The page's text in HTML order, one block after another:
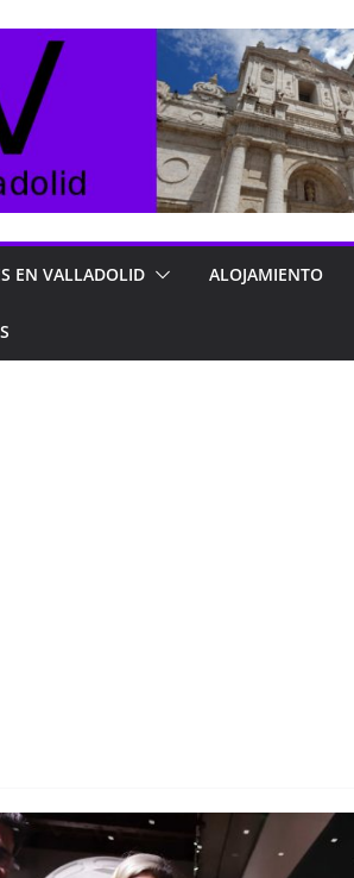
EN VALLADOLID ALOJAMIENTO